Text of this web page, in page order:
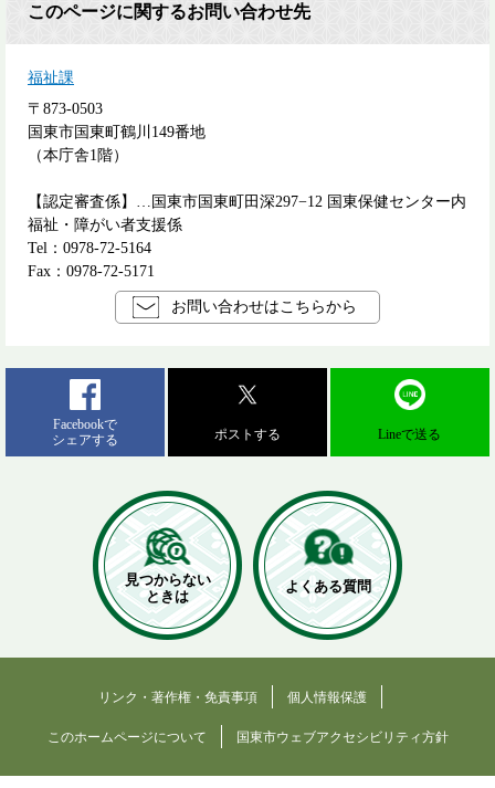
このページに関するお問い合わせ先
福祉課
〒873-0503
国東市国東町鶴川149番地
（本庁舎1階）
【認定審査係】…国東市国東町田深297−12 国東保健センター内
福祉・障がい者支援係
Tel：0978-72-5164
Fax：0978-72-5171
お問い合わせはこちらから
Facebookで
シェアする
ポストする Lineで送る
見つからない
ときは
よくある質問
リンク・著作権・免責事項 個人情報保護
このホームページについて 国東市ウェブアクセシビリティ方針